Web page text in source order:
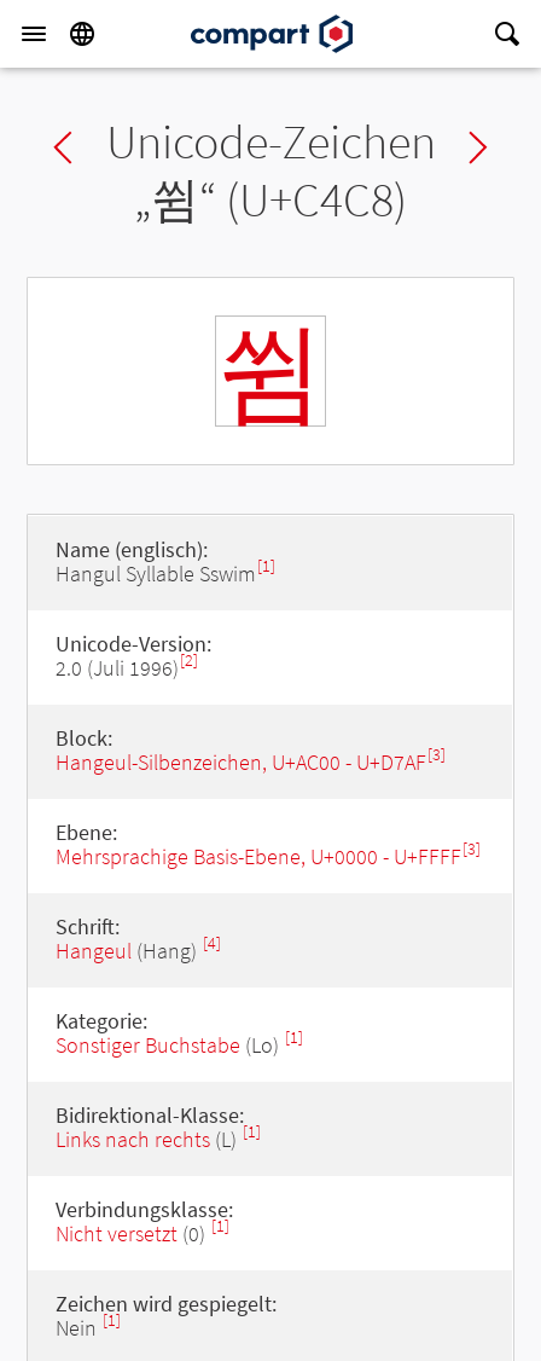
Previous char
Unicode-Zeichen
„쓈“ (U+C4C8)
쓈
Name (englisch):
Hangul Syllable Sswim [1]
Unicode-Version:
2.0 (Juli 1996)[2]
Block:
Hangeul-Silbenzeichen, U+AC00 - U+D7AF[3]
Ebene:
Mehrsprachige Basis-Ebene, U+0000 - U+FFFF[3]
Schrift:
Hangeul(Hang) [4]
Kategorie:
Sonstiger Buchstabe (Lo) [1]
Bidirektional-Klasse:
Links nach rechts(L) [1]
Verbindungsklasse:
Nicht versetzt(0) [1]
Zeichen wird gespiegelt:
Nein [1]